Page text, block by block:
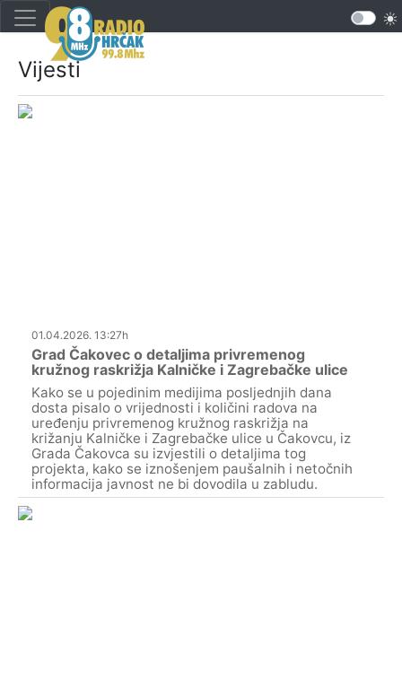
Vijesti
01.04.2026. 13:27h
Grad Čakovec o detaljima privremenog
kružnog raskrižja Kalničke i Zagrebačke ulice
Kako se u pojedinim medijima posljednjih dana
dosta pisalo o vrijednosti i količini radova na
uređenju privremenog kružnog raskrižja na
križanju Kalničke i Zagrebačke ulice u Čakovcu, iz
Grada Čakovca su izvjestili o detaljima tog
projekta, kako se iznošenjem paušalnih i netočnih
informacija javnost ne bi dovodila u zabludu.